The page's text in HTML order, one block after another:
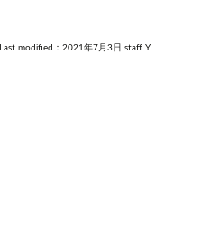
Last modified： 2021年7月3日 staff Y